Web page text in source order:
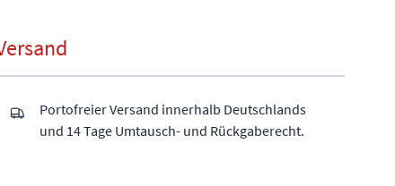
Portofreier Versand innerhalb Deutschlands
und 14 Tage Umtausch- und Rückgaberecht.